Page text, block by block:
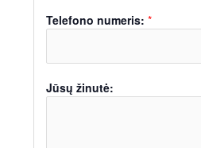
Telefono numeris: *
Jūsų žinutė: